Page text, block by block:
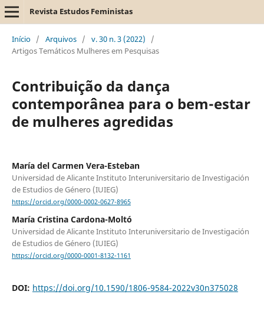
Revista Estudos Feministas
Início / Arquivos / v. 30 n. 3 (2022)
/
Artigos Temáticos Mulheres em Pesquisas
Contribuição da dança
contemporânea para o bem-estar
de mulheres agredidas
María del Carmen Vera-Esteban
Universidad de Alicante Instituto Interuniversitario de Investigación
de Estudios de Género (IUIEG)
https://orcid.org/0000-0002-0627-8965
María Cristina Cardona-Moltó
Universidad de Alicante Instituto Interuniversitario de Investigación
de Estudios de Género (IUIEG)
https://orcid.org/0000-0001-8132-1161
DOI: https://doi.org/10.1590/1806-9584-2022v30n375028